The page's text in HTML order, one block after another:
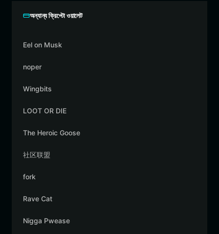
অন্যান্য ক্রিপ্টো ওয়ালেট
Eel on Musk
noper
Wingbits
LOOT OR DIE
The Heroic Goose
社区联盟
fork
Rave Cat
Nigga Pwease